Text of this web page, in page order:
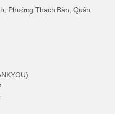
Phường Thạch Bàn, Quân